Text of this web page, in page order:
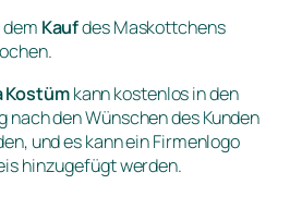
Kaufdes Maskottchens
Kostümkann kostenlos in den
nach den Wünschen des Kunden
und es kann ein Firmenlogo
hinzugefügt werden.